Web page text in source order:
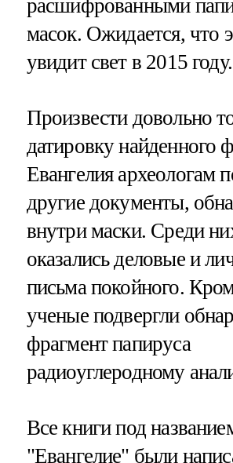
расшифрованными
масок. Ожидается, что
увидит свет в 2015 году.
Произвести довольно
датировку найденного
Евангелия археологам
другие документы,
внутри маски. Среди
оказались деловые и
письма покойного.
ученые подвергли
фрагмент папируса
радиоуглеродному
Все книги под
"Евангелие" были